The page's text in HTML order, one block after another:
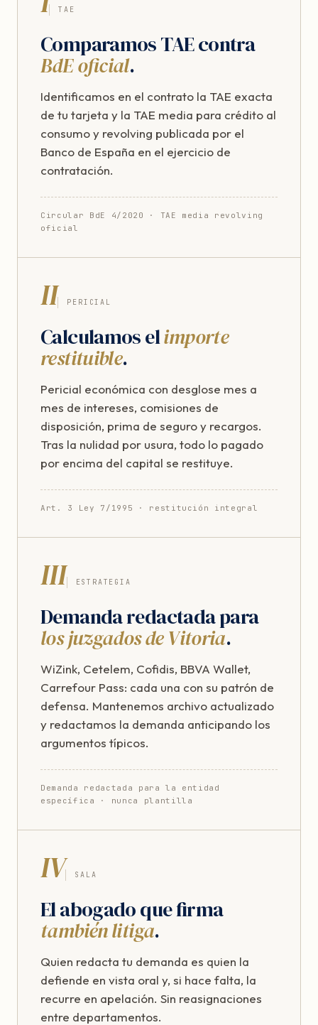
TAE
Comparamos TAE contra
BdE oficial.
Identificamos en el contrato la TAE exacta
de tu tarjeta y la TAE media para crédito al
consumo y revolving publicada por el
Banco de España en el ejercicio de
contratación.
Circular BdE 4/2020 · TAE media revolving
oficial
II PERICIAL
Calculamos elimporte
restituible.
Pericial económica con desglose mes a
mes de intereses, comisiones de
disposición, prima de seguro y recargos.
Tras la nulidad por usura, todo lo pagado
por encima del capital se restituye.
Art. 3 Ley 7/1995 · restitución integral
III ESTRATEGIA
Demanda redactada para
los juzgados de Vitoria.
WiZink, Cetelem, Cofidis, BBVA Wallet,
Carrefour Pass: cada una con su patrón de
defensa. Mantenemos archivo actualizado
y redactamos la demanda anticipando los
argumentos típicos.
Demanda redactada para la entidad
específica · nunca plantilla
IV SALA
El abogado que firma
también litiga.
Quien redacta tu demanda es quien la
defiende en vista oral y, si hace falta, la
recurre en apelación. Sin reasignaciones
entre departamentos.